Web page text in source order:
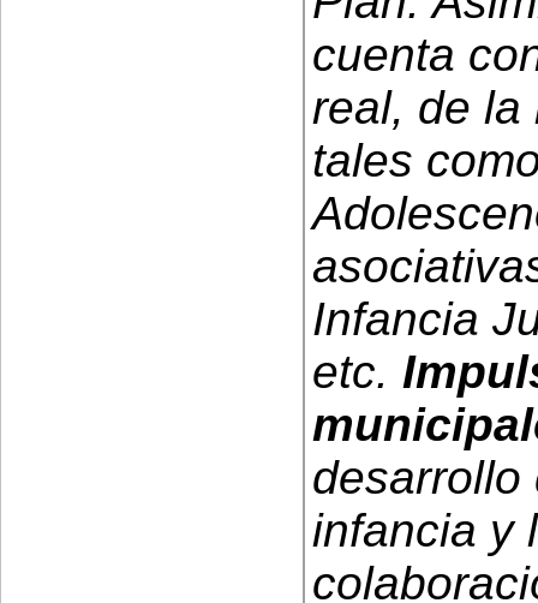
cuenta
real, de la
tales
Infancia
etc.
desarrollo
infancia y